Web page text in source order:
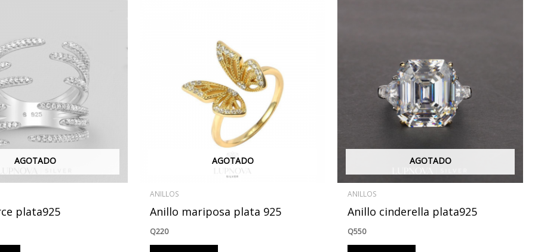
AGOTADO
plata925
AGOTADO
ANILLOS
Anillo mariposa plata 925
Q220
AGOTADO
ANILLOS
Anillo cinderella plata925
Q550